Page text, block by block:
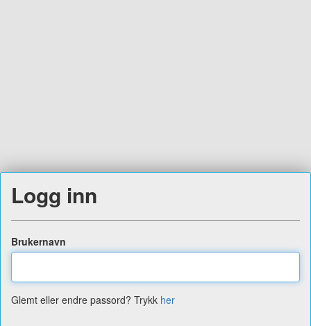
Logg inn
Brukernavn
Glemt eller endre passord? Trykk her